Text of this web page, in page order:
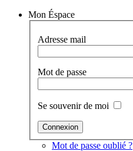
Mon Éspace
Adresse mail
Mot de passe
Se souvenir de moi
Mot de passe oublié ?